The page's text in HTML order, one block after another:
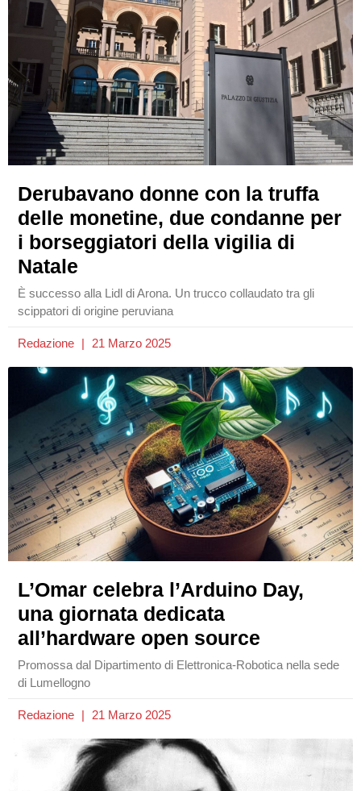
Derubavano donne con la truffa
delle monetine, due condanne per
i borseggiatori della vigilia di
Natale
È successo alla Lidl di Arona. Un trucco collaudato tra gli
scippatori di origine peruviana
Redazione 21 Marzo 2025
L’Omar celebra l’Arduino Day,
una giornata dedicata
all’hardware open source
Promossa dal Dipartimento di Elettronica-Robotica nella sede
di Lumellogno
Redazione 21 Marzo 2025